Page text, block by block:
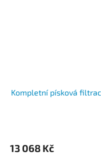
Kompletní písková
13 068 Kč